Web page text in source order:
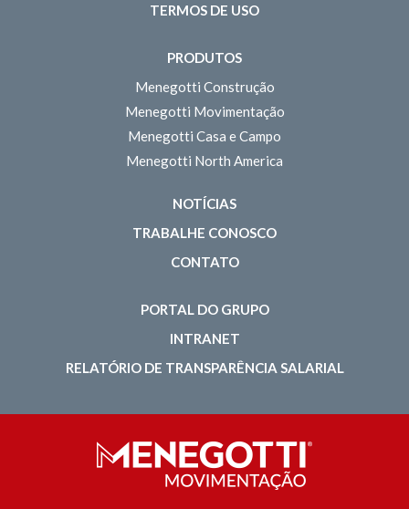
TERMOS DE USO
PRODUTOS
Menegotti Construção
Menegotti Movimentação
Menegotti Casa e Campo
Menegotti North America
NOTÍCIAS
TRABALHE CONOSCO
CONTATO
PORTAL DO GRUPO
INTRANET
RELATÓRIO DE TRANSPARÊNCIA SALARIAL